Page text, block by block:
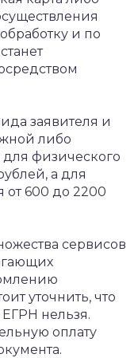
и по
заявителя и
либо
физического
а для
от 600 до 2200
сервисов
уточнить, что
ЕГРН нельзя.
оплату